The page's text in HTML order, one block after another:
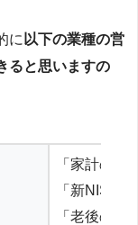
に 以下の業種の営
ると思いますの
「家計の見
「新NISA
「老後の